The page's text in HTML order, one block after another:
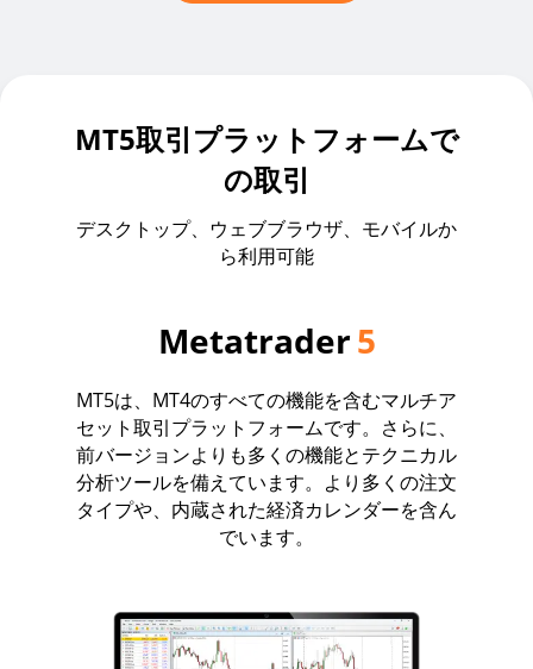
MT5取引プラットフォームで
の取引
デスクトップ、ウェブブラウザ、モバイルか
ら利用可能
Metatrader5
MT5は、MT4のすべての機能を含むマルチア
セット取引プラットフォームです。さらに、
前バージョンよりも多くの機能とテクニカル
分析ツールを備えています。より多くの注文
タイプや、内蔵された経済カレンダーを含ん
でいます。